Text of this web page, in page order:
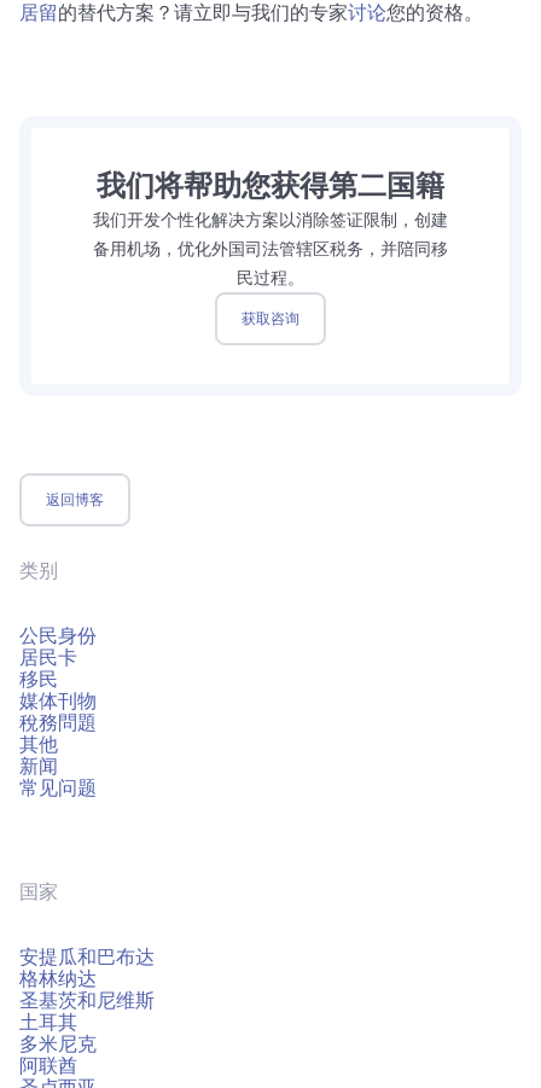
居留的替代方案？请立即与我们的专家讨论您的资格。
我们将帮助您获得第二国籍
我们开发个性化解决方案以消除签证限制，创建
备用机场，优化外国司法管辖区税务，并陪同移
民过程。
获取咨询
返回博客
类别
公民身份
居民卡
移民
媒体刊物
稅務問題
其他
新闻
常见问题
国家
安提瓜和巴布达
格林纳达
圣基茨和尼维斯
土耳其
多米尼克
阿联酋